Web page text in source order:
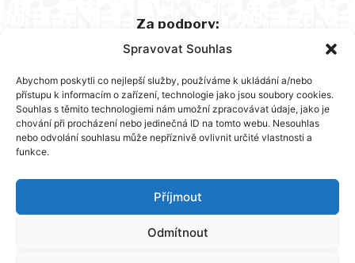
Spravovat Souhlas
Abychom poskytli co nejlepší služby, používáme k ukládání a/nebo
přístupu k informacím o zařízení, technologie jako jsou soubory cookies.
Souhlas s těmito technologiemi nám umožní zpracovávat údaje, jako je
chování při procházení nebo jedinečná ID na tomto webu. Nesouhlas
nebo odvolání souhlasu může nepříznivě ovlivnit určité vlastnosti a
funkce.
Příjmout
Odmítnout
Za podpory: